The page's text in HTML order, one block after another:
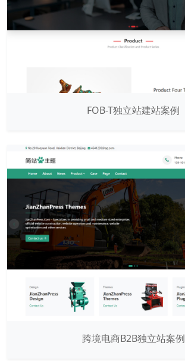
FOB-T独立站建站案例
跨境电商B2B独立站案例